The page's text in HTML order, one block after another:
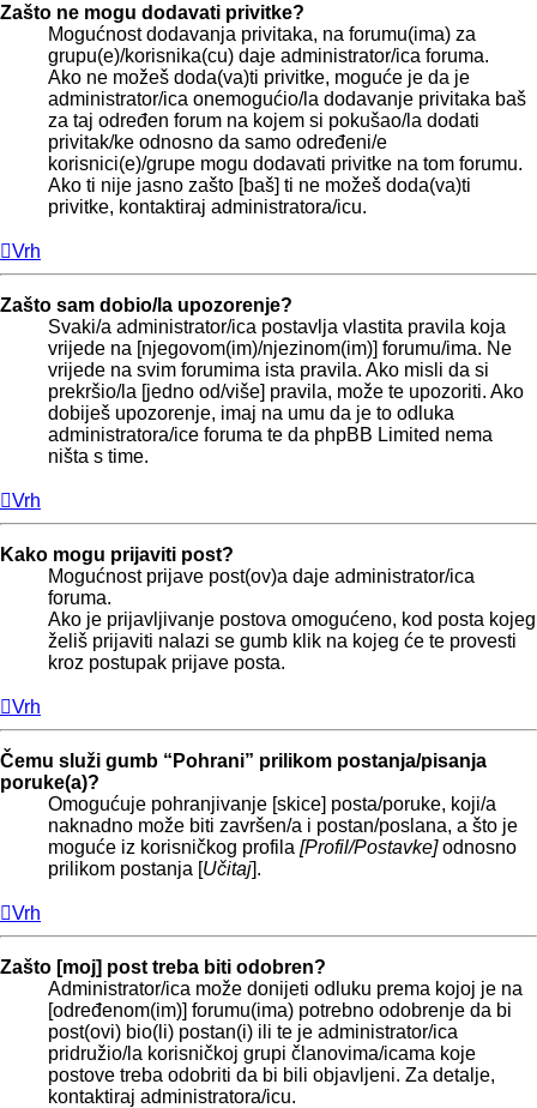
Zašto ne mogu dodavati privitke?
Mogućnost dodavanja privitaka, na forumu(ima) za
grupu(e)/korisnika(cu) daje administrator/ica foruma.
Ako ne možeš doda(va)ti privitke, moguće je da je
administrator/ica onemogućio/la dodavanje privitaka baš
za taj određen forum na kojem si pokušao/la dodati
privitak/ke odnosno da samo određeni/e
korisnici(e)/grupe mogu dodavati privitke na tom forumu.
Ako ti nije jasno zašto [baš] ti ne možeš doda(va)ti
privitke, kontaktiraj administratora/icu.
Vrh
Zašto sam dobio/la upozorenje?
Svaki/a administrator/ica postavlja vlastita pravila koja
vrijede na [njegovom(im)/njezinom(im)] forumu/ima. Ne
vrijede na svim forumima ista pravila. Ako misli da si
prekršio/la [jedno od/više] pravila, može te upozoriti. Ako
dobiješ upozorenje, imaj na umu da je to odluka
administratora/ice foruma te da phpBB Limited nema
ništa s time.
Vrh
Kako mogu prijaviti post?
Mogućnost prijave post(ov)a daje administrator/ica
foruma.
Ako je prijavljivanje postova omogućeno, kod posta kojeg
želiš prijaviti nalazi se gumb klik na kojeg će te provesti
kroz postupak prijave posta.
Vrh
Čemu služi gumb “Pohrani” prilikom postanja/pisanja
poruke(a)?
Omogućuje pohranjivanje [skice] posta/poruke, koji/a
naknadno može biti završen/a i postan/poslana, a što je
moguće iz korisničkog profila [Profil/Postavke]odnosno
prilikom postanja [Učitaj].
Vrh
Zašto [moj] post treba biti odobren?
Administrator/ica može donijeti odluku prema kojoj je na
[određenom(im)] forumu(ima) potrebno odobrenje da bi
post(ovi) bio(li) postan(i) ili te je administrator/ica
pridružio/la korisničkoj grupi članovima/icama koje
postove treba odobriti da bi bili objavljeni. Za detalje,
kontaktiraj administratora/icu.